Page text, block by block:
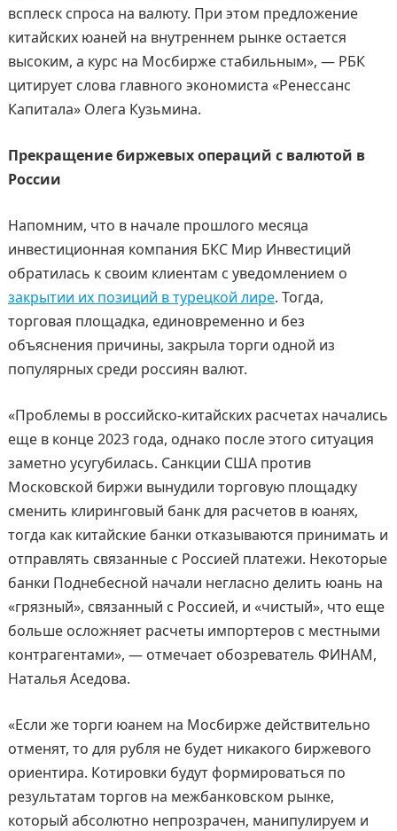
всплеск спроса на валюту. При этом предложение
китайских юаней на внутреннем рынке остается
высоким, а курс на Мосбирже стабильным», — РБК
цитирует слова главного экономиста «Ренессанс
Капитала» Олега Кузьмина.
Прекращение биржевых операций с валютой в
России
Напомним, что в начале прошлого месяца
инвестиционная компания БКС Мир Инвестиций
обратилась к своим клиентам с уведомлением о
закрытии их позиций в турецкой лире. Тогда,
торговая площадка, единовременно и без
объяснения причины, закрыла торги одной из
популярных среди россиян валют.
«Проблемы в российско-китайских расчетах начались
еще в конце 2023 года, однако после этого ситуация
заметно усугубилась. Санкции США против
Московской биржи вынудили торговую площадку
сменить клиринговый банк для расчетов в юанях,
тогда как китайские банки отказываются принимать и
отправлять связанные с Россией платежи. Некоторые
банки Поднебесной начали негласно делить юань на
«грязный», связанный с Россией, и «чистый», что еще
больше осложняет расчеты импортеров с местными
контрагентами», — отмечает обозреватель ФИНАМ,
Наталья Аседова.
«Если же торги юанем на Мосбирже действительно
отменят, то для рубля не будет никакого биржевого
ориентира. Котировки будут формироваться по
результатам торгов на межбанковском рынке,
который абсолютно непрозрачен, манипулируем и